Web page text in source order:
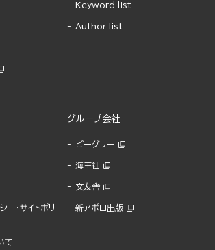
Keyword list
Author list
ー・サイトポリ
て
グループ会社
ビーグリー
海王社
文友舎
新アポロ出版